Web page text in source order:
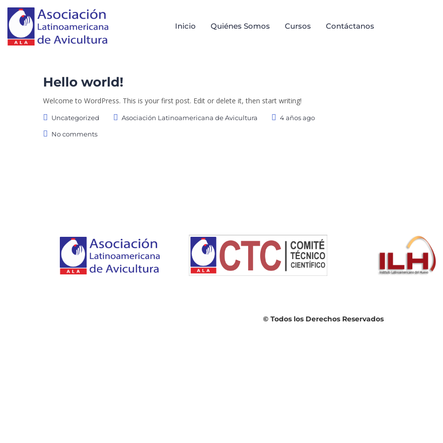
Inicio Quiénes Somos Cursos Contáctanos
Hello world!
Welcome to WordPress. This is your first post. Edit or delete it, then start writing!
Uncategorized Asociación Latinoamericana de Avicultura 4 años ago
No comments
© Todos los Derechos Reservados